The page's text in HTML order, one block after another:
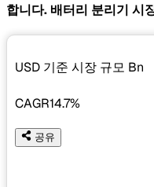
합니다. 배터리 분리기 시
USD 기준 시장 규모 Bn
CAGR14.7%
공유